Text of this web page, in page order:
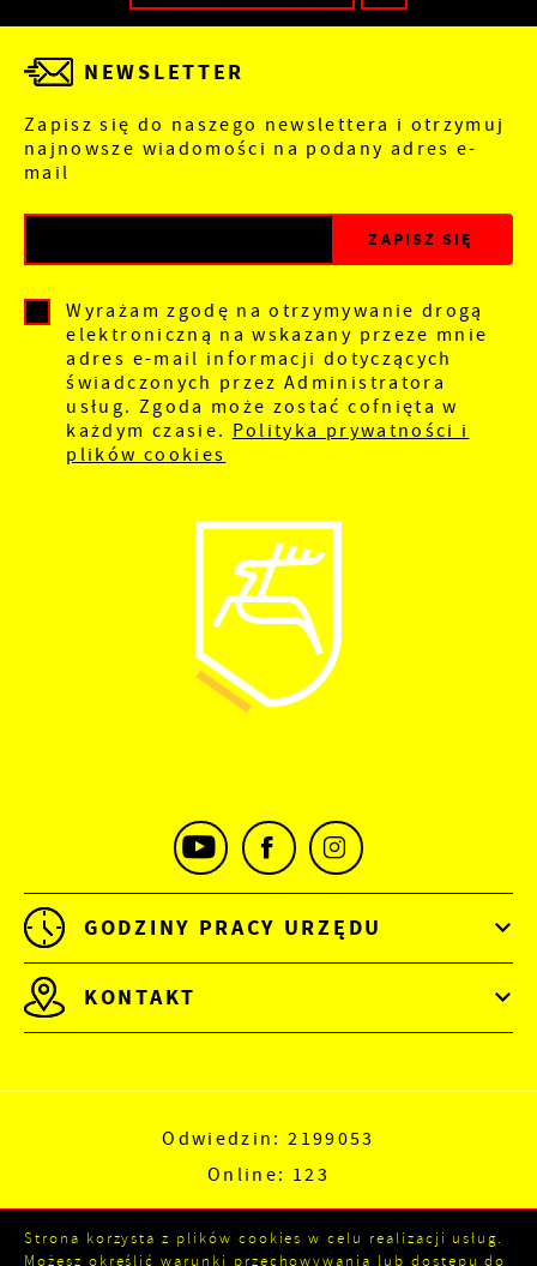
NEWSLETTER
Zapisz się do naszego newslettera i otrzymuj
najnowsze wiadomości na podany adres e-
mail
Wyrażam zgodę na otrzymywanie drogą
elektroniczną na wskazany przeze mnie
adres e-mail informacji dotyczących
świadczonych przez Administratora
usług. Zgoda może zostać cofnięta w
każdym czasie. Polityka prywatności i
plików cookies
GODZINY PRACY URZĘDU
KONTAKT
Odwiedzin: 2199053
Online: 123
Strona korzysta z plików cookies w celu realizacji usług.
Możesz określić warunki przechowywania lub dostępu do